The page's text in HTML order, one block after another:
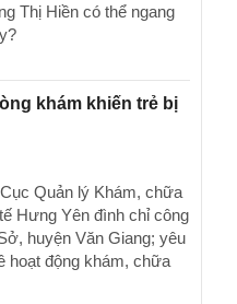
Thị Hiền có thể ngang
khám khiến trẻ bị
Quản lý Khám, chữa
Hưng Yên đình chỉ công
huyện Văn Giang; yêu
hoạt động khám, chữa